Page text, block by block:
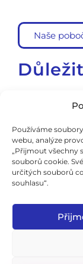
Používáme
webu, analýze
„Přijmout všechny
souborů cookie.
určitých souborů
souhlasu“.
Naše